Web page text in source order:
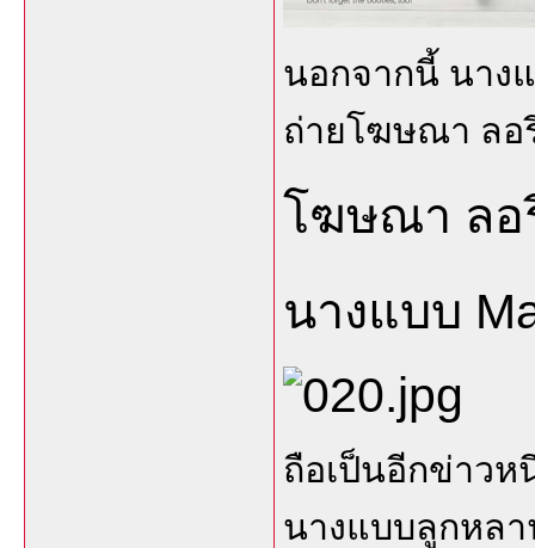
นอกจากนี้ นาง
ถ่ายโฆษณา ลอ
โฆษณา ลอ
นางแบบ
ถือเป็นอีกข่าวห
นางแบบลูกหล